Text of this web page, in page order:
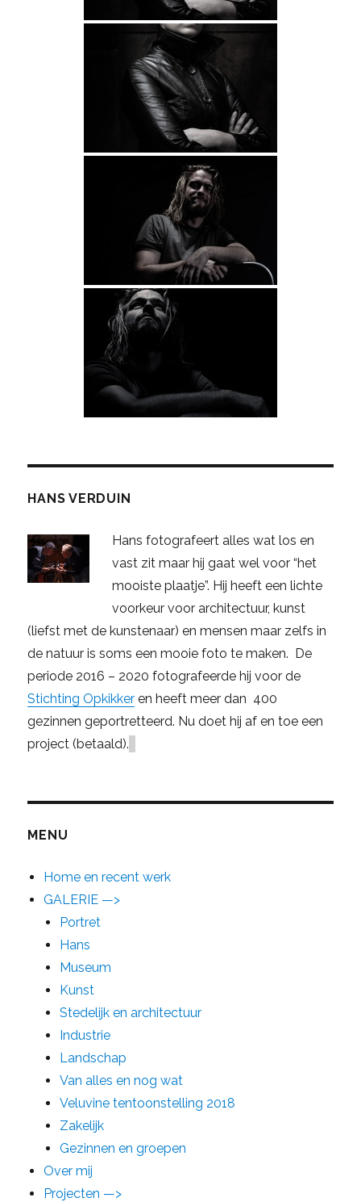
HANS VERDUIN
Hans fotografeert alles wat los en
vast zit maar hij gaat wel voor “het
mooiste plaatje”. Hij heeft een lichte
voorkeur voor architectuur, kunst
(liefst met de kunstenaar) en mensen maar zelfs in
de natuur is soms een mooie foto te maken. De
periode 2016 – 2020 fotografeerde hij voor de
Stichting Opkikker en heeft meer dan 400
gezinnen geportretteerd. Nu doet hij af en toe een
project (betaald).
MENU
Home en recent werk
GALERIE —>
Portret
Hans
Museum
Kunst
Stedelijk en architectuur
Industrie
Landschap
Van alles en nog wat
Veluvine tentoonstelling 2018
Zakelijk
Gezinnen en groepen
Over mij
Projecten —>